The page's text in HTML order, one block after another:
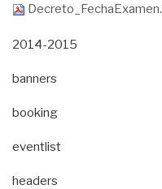
2014-2015
banners
booking
eventlist
headers